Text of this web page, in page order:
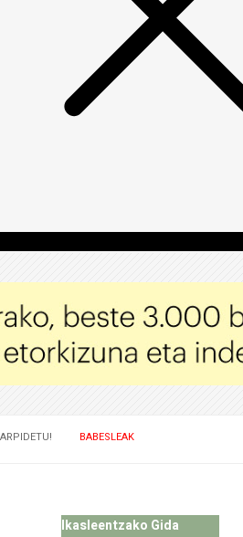
BABESLEAK
Ikasleentzako Gida